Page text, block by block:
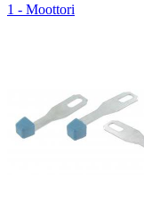
1 - Moottori